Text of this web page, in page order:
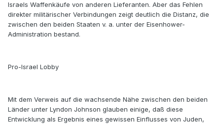
Israels Waffenkäufe von anderen Lieferanten. Aber das Fehlen
direkter militärischer Verbindungen zeigt deutlich die Distanz, die
zwischen den beiden Staaten v. a. unter der Eisenhower-
Administration bestand.
Pro-Israel Lobby
Mit dem Verweis auf die wachsende Nähe zwischen den beiden
Länder unter Lyndon Johnson glauben einige, daß diese
Entwicklung als Ergebnis eines gewissen Einflusses von Juden,